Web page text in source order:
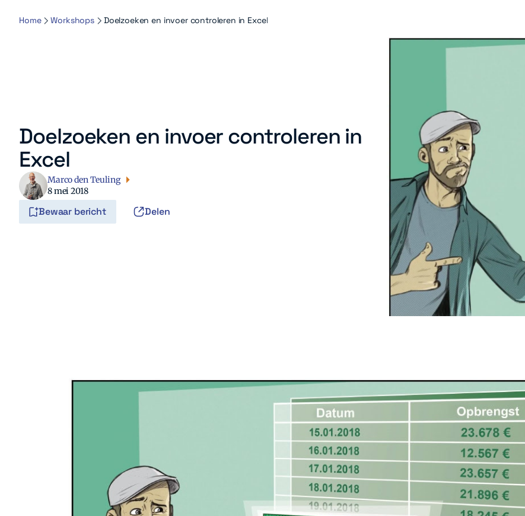
Home Workshops Doelzoeken en invoer controleren in Excel
Doelzoeken en invoer controleren in
Excel
Marco den Teuling
8 mei 2018
Bewaar bericht Delen